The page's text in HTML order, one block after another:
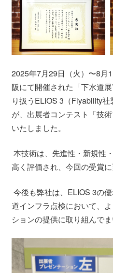
会社情報
採用情報
IR情報
2025年7月29日（火）〜8月
阪にて開催された「下水道
り扱うELIOS 3（Flyability
が、出展者コンテスト「技
いたしました。
本技術は、先進性・新規性
高く評価され、今回の受賞に
今後も弊社は、ELIOS 3の
道インフラ点検において、
ションの提供に取り組んでま